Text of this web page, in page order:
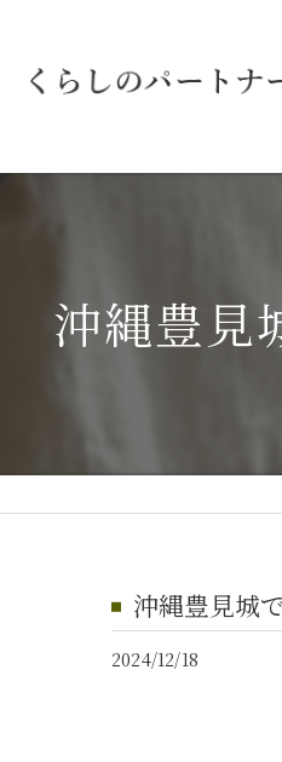
沖縄豊見
沖縄豊見城
2024/12/18